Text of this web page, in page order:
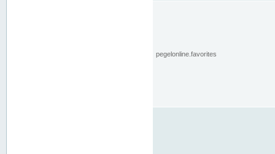
pegelonline.favorites